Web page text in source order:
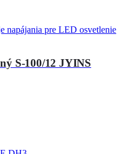
napájania pre LED osvetlenie
S-100/12 JYINS